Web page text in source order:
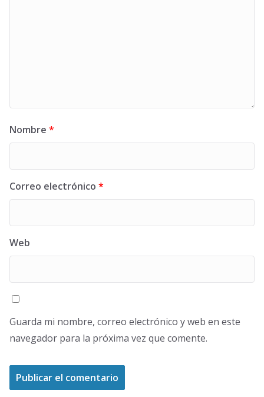
Nombre *
Correo electrónico *
Web
Guarda mi nombre, correo electrónico y web en este
navegador para la próxima vez que comente.